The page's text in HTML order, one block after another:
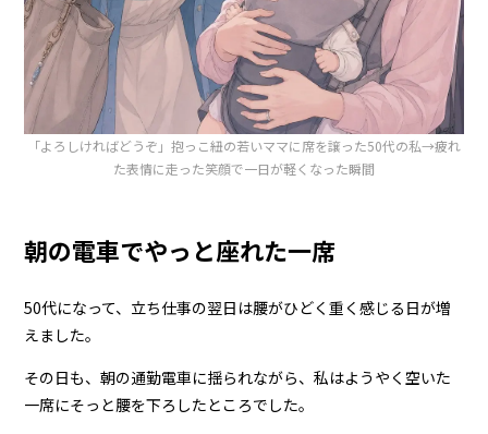
「よろしければどうぞ」抱っこ紐の若いママに席を譲った50代の私→疲れ
た表情に走った笑顔で一日が軽くなった瞬間
朝の電車でやっと座れた一席
50代になって、立ち仕事の翌日は腰がひどく重く感じる日が増
えました。
その日も、朝の通勤電車に揺られながら、私はようやく空いた
一席にそっと腰を下ろしたところでした。